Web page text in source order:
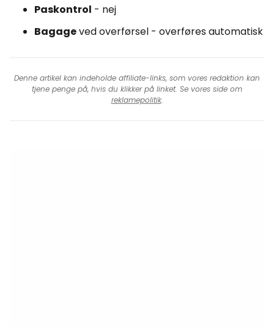
Paskontrol - nej
Bagageved overførsel - overføres automatisk
Denne artikel kan indeholde affiliate-links, som vores redaktion kan
tjene penge på, hvis du klikker på linket. Se vores side om
reklamepolitik.